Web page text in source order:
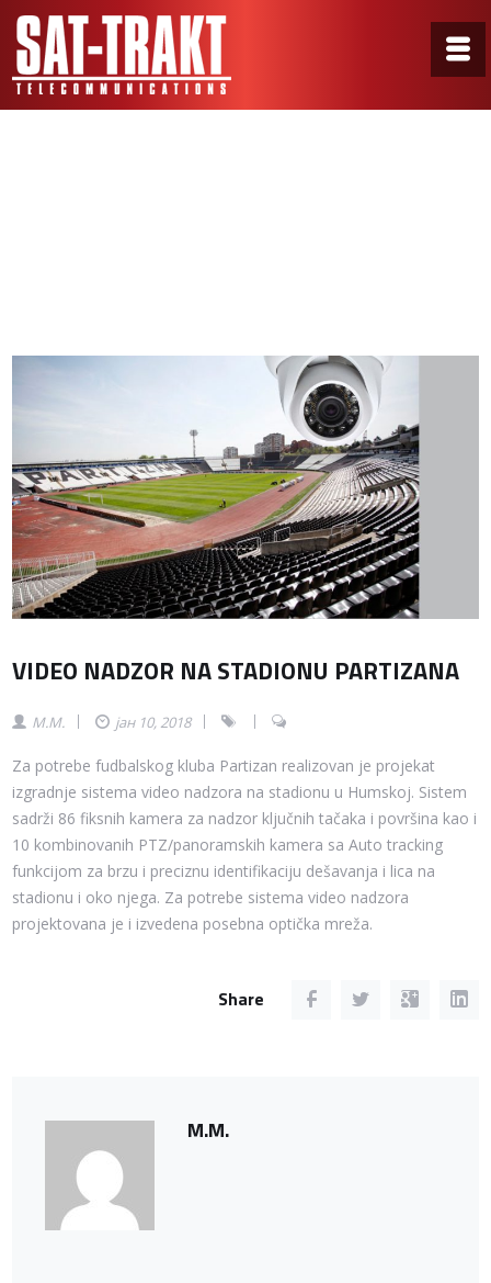
VIDEO NADZOR NA STADIONU PARTIZANA
M.M. јан 10, 2018
Za potrebe fudbalskog kluba Partizan realizovan je projekat
izgradnje sistema video nadzora na stadionu u Humskoj. Sistem
sadrži 86 fiksnih kamera za nadzor ključnih tačaka i površina kao i
10 kombinovanih PTZ/panoramskih kamera sa Auto tracking
funkcijom za brzu i preciznu identifikaciju dešavanja i lica na
stadionu i oko njega. Za potrebe sistema video nadzora
projektovana je i izvedena posebna optička mreža.
Share
M.M.